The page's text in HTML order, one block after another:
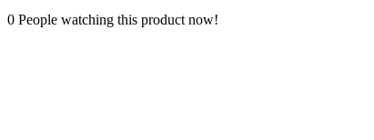
0 People watching this product now!